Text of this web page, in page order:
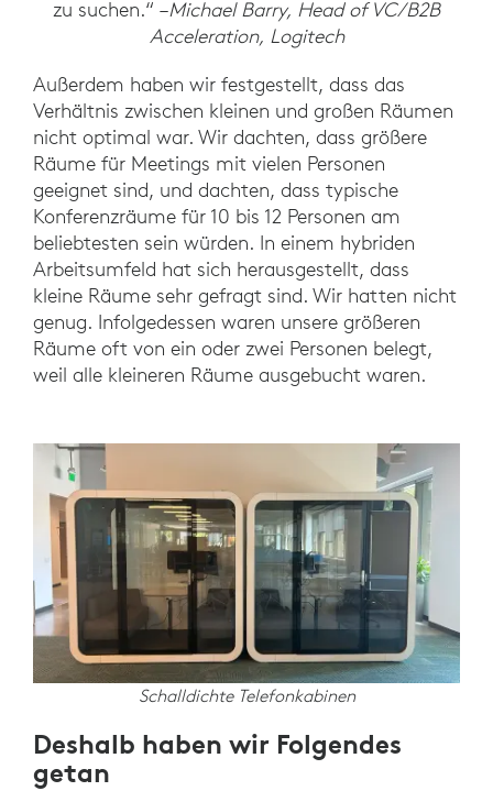
zu suchen.“ –Michael Barry, Head of VC/B2B
Acceleration, Logitech
Außerdem haben wir festgestellt, dass das
Verhältnis zwischen kleinen und großen Räumen
nicht optimal war. Wir dachten, dass größere
Räume für Meetings mit vielen Personen
geeignet sind, und dachten, dass typische
Konferenzräume für 10 bis 12 Personen am
beliebtesten sein würden. In einem hybriden
Arbeitsumfeld hat sich herausgestellt, dass
kleine Räume sehr gefragt sind. Wir hatten nicht
genug. Infolgedessen waren unsere größeren
Räume oft von ein oder zwei Personen belegt,
weil alle kleineren Räume ausgebucht waren.
Schalldichte Telefonkabinen
Deshalb haben wir Folgendes
getan